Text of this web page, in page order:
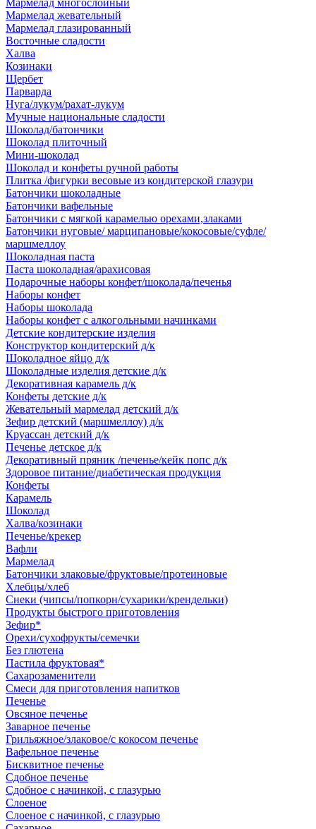
Мармелад многослойный
Мармелад жевательный
Мармелад глазированный
Восточные сладости
Халва
Козинаки
Щербет
Парварда
Нуга/лукум/рахат-лукум
Мучные национальные сладости
Шоколад/батончики
Шоколад плиточный
Мини-шоколад
Шоколад и конфеты ручной работы
Плитка /фигурки весовые из кондитерской глазури
Батончики шоколадные
Батончики вафельные
Батончики с мягкой карамелью орехами,злаками
Батончики нуговые/ марципановые/кокосовые/суфле/
маршмеллоу
Шоколадная паста
Паста шоколадная/арахисовая
Подарочные наборы конфет/шоколада/печенья
Наборы конфет
Наборы шоколада
Наборы конфет с алкогольными начинками
Детские кондитерские изделия
Конструктор кондитерский д/к
Шоколадное яйцо д/к
Шоколадные изделия детские д/к
Декоративная карамель д/к
Конфеты детские д/к
Жевательный мармелад детский д/к
Зефир детский (маршмеллоу) д/к
Круассан детский д/к
Печенье детское д/к
Декоративный пряник /печенье/кейк попс д/к
Здоровое питание/диабетическая продукция
Конфеты
Карамель
Шоколад
Халва/козинаки
Печенье/крекер
Вафли
Мармелад
Батончики злаковые/фруктовые/протеиновые
Хлебцы/хлеб
Снеки (чипсы/попкорн/сухарики/крендельки)
Продукты быстрого приготовления
Зефир*
Орехи/сухофрукты/семечки
Без глютена
Пастила фруктовая*
Сахарозаменители
Смеси для приготовления напитков
Печенье
Овсяное печенье
Заварное печенье
Грильяжное/злаковое/с кокосом печенье
Вафельное печенье
Бисквитное печенье
Сдобное печенье
Сдобное с начинкой, с глазурью
Слоеное
Слоеное с начинкой, с глазурью